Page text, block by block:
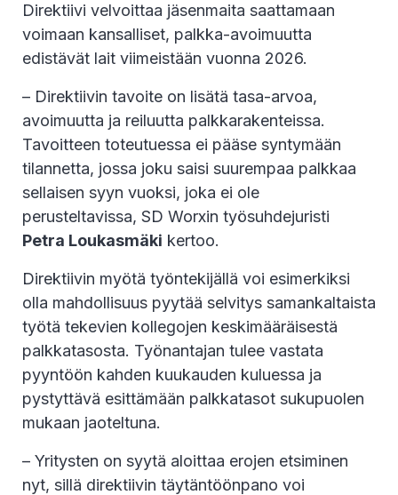
Direktiivi velvoittaa jäsenmaita saattamaan
voimaan kansalliset, palkka-avoimuutta
edistävät lait viimeistään vuonna 2026.
– Direktiivin tavoite on lisätä tasa-arvoa,
avoimuutta ja reiluutta palkkarakenteissa.
Tavoitteen toteutuessa ei pääse syntymään
tilannetta, jossa joku saisi suurempaa palkkaa
sellaisen syyn vuoksi, joka ei ole
perusteltavissa, SD Worxin työsuhdejuristi
Petra Loukasmäki kertoo.
Direktiivin myötä työntekijällä voi esimerkiksi
olla mahdollisuus pyytää selvitys samankaltaista
työtä tekevien kollegojen keskimääräisestä
palkkatasosta. Työnantajan tulee vastata
pyyntöön kahden kuukauden kuluessa ja
pystyttävä esittämään palkkatasot sukupuolen
mukaan jaoteltuna.
– Yritysten on syytä aloittaa erojen etsiminen
nyt, sillä direktiivin täytäntöönpano voi